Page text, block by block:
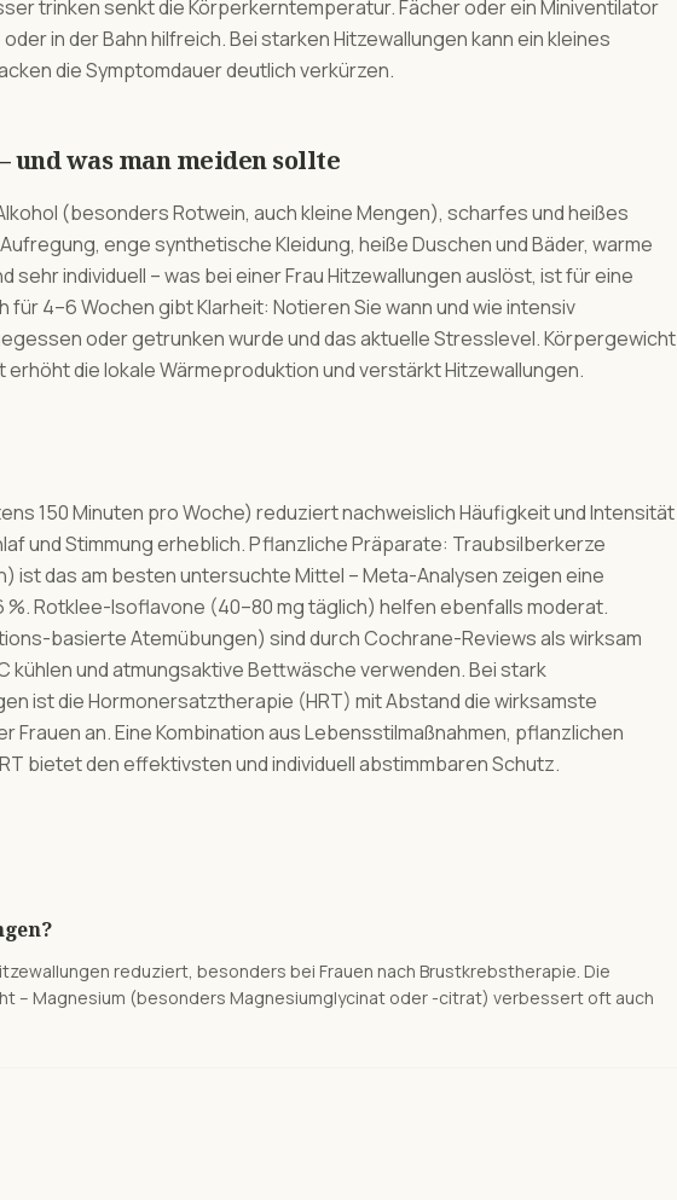
trinken senkt die Körperkerntemperatur. Fächer oder ein Miniventilator
in der Bahn hilfreich. Bei starken Hitzewallungen kann ein kleines
die Symptomdauer deutlich verkürzen.
und was man meiden sollte
(besonders Rotwein, auch kleine Mengen), scharfes und heißes
enge synthetische Kleidung, heiße Duschen und Bäder, warme
sehr individuell – was bei einer Frau Hitzewallungen auslöst, ist für eine
4–6 Wochen gibt Klarheit: Notieren Sie wann und wie intensiv
oder getrunken wurde und das aktuelle Stresslevel. Körpergewicht
die lokale Wärmeproduktion und verstärkt Hitzewallungen.
150 Minuten pro Woche) reduziert nachweislich Häufigkeit und Intensität
und Stimmung erheblich. Pflanzliche Präparate: Traubsilberkerze
ist das am besten untersuchte Mittel – Meta-Analysen zeigen eine
%. Rotklee-Isoflavone (40–80 mg täglich) helfen ebenfalls moderat.
basierte Atemübungen) sind durch Cochrane-Reviews als wirksam
kühlen und atmungsaktive Bettwäsche verwenden. Bei stark
ist die Hormonersatztherapie (HRT) mit Abstand die wirksamste
Frauen an. Eine Kombination aus Lebensstilmaßnahmen, pflanzlichen
bietet den effektivsten und individuell abstimmbaren Schutz.
reduziert, besonders bei Frauen nach Brustkrebstherapie. Die
– Magnesium (besonders Magnesiumglycinat oder -citrat) verbessert oft auch